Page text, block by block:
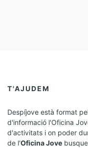
T'AJUDEM
Despíjove està format
d'informació l'Oficina
d'activitats i on poder
de l'Oficina Jove